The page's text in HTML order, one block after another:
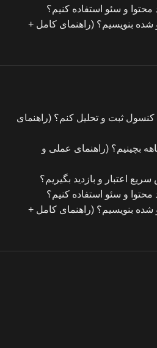
بنویسیم؟ (راهنمای کامل +
ثبت و تحلیل کنم؟ (راهنمای
بچینیم؟ (راهنمای عملی و
اعتبار و بازدید بگیریم؟
بنویسیم؟ (راهنمای کامل +